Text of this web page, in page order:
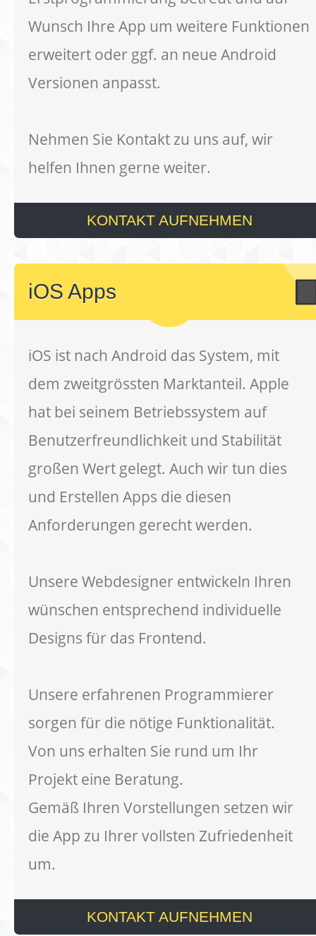
Wunsch Ihre App um weitere Funktionen
erweitert oder ggf. an neue Android
Versionen anpasst.
Nehmen Sie Kontakt zu uns auf, wir
helfen Ihnen gerne weiter.
KONTAKT AUFNEHMEN
iOS Apps
iOS ist nach Android das System, mit
dem zweitgrössten Marktanteil. Apple
hat bei seinem Betriebssystem auf
Benutzerfreundlichkeit und Stabilität
großen Wert gelegt. Auch wir tun dies
und Erstellen Apps die diesen
Anforderungen gerecht werden.
Unsere Webdesigner entwickeln Ihren
wünschen entsprechend individuelle
Designs für das Frontend.
Unsere erfahrenen Programmierer
sorgen für die nötige Funktionalität.
Von uns erhalten Sie rund um Ihr
Projekt eine Beratung.
Gemäß Ihren Vorstellungen setzen wir
die App zu Ihrer vollsten Zufriedenheit
um.
KONTAKT AUFNEHMEN